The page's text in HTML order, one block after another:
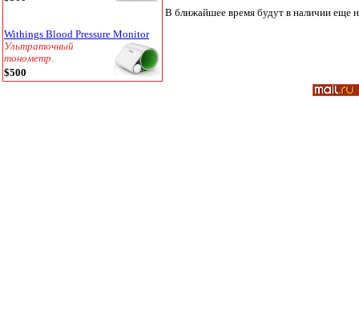
Withings Blood Pressure Monitor
Ультраточный
тонометр.
$500
В ближайшее время будут в наличии еще